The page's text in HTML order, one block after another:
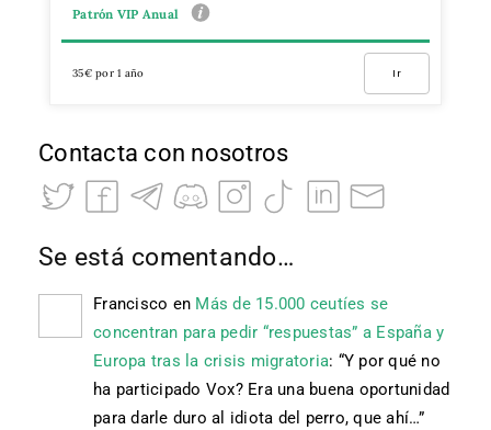
Patrón VIP Anual
35€ por 1 año Ir
Contacta con nosotros
Se está comentando…
Francisco en Más de 15.000 ceutíes se
concentran para pedir “respuestas” a España y
Europa tras la crisis migratoria: “Y por qué no
ha participado Vox? Era una buena oportunidad
para darle duro al idiota del perro, que ahí…”